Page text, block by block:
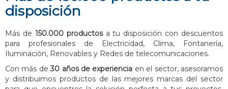
disposición
Más de 150.000 productosa tu disposición con descuentos
para profesionales de Electricidad, Clima, Fontanería,
Iluminación, Renovables y Redes de telecomunicaciones.
Con más de30 años de experiencia en el sector, asesoramos
y distribuimos productos de las mejores marcas del sector